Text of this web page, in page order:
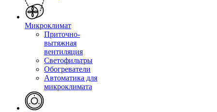
Микроклимат
Приточно-
вытяжная
вентиляция
Светофильтры
Обогреватели
Автоматика для
микроклимата